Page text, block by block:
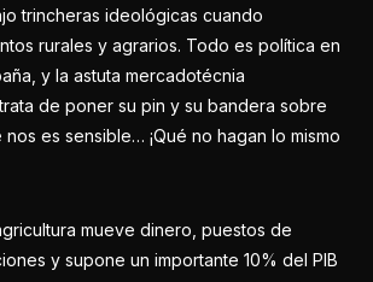
trincheras ideológicas cuando
rurales y agrarios. Todo es política en
y la astuta mercadotécnia
de poner su pin y su bandera sobre
es sensible… ¡Qué no hagan lo mismo
mueve dinero, puestos de
y supone un importante 10% del PIB